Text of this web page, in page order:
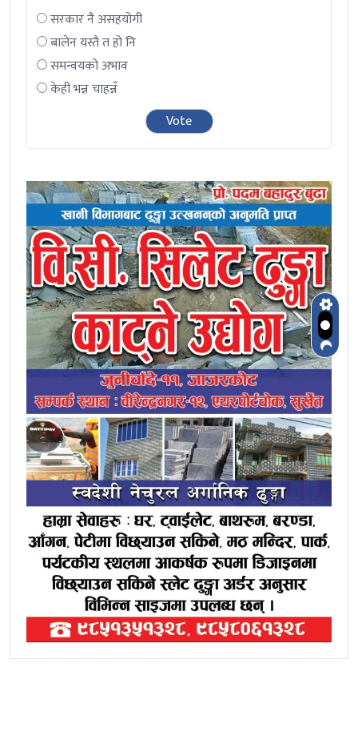
सरकार नै असहयोगी
बालेन यस्तै त हो नि
समन्वयको अभाव
केही भन्न चाहन्नँ